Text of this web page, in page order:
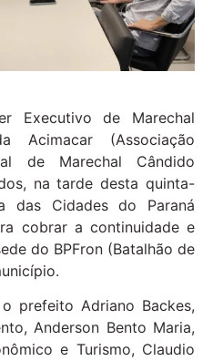
Executivo de Marechal
Acimacar (Associação
de Marechal Cândido
na tarde desta quinta-
das Cidades do Paraná
cobrar a continuidade e
do BPFron (Batalhão de
prefeito Adriano Backes,
Anderson Bento Maria,
e Turismo, Claudio